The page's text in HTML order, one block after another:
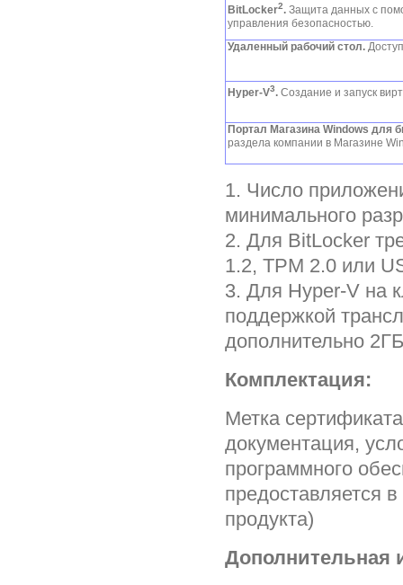
BitLocker2. Защита данных с
управления безопасностью.
Удаленный рабочий стол.
Hyper-V3. Создание и запуск
Портал Магазина Windows для
раздела компании в Магазине
1. Число
минимального
2. Для BitLocker
1.2, TPM 2.0 или
3. Для Hyper-V на
поддержкой
дополнительно
Комплектация:
Метка
документация,
программного
предоставляется
продукта)
Дополнительная